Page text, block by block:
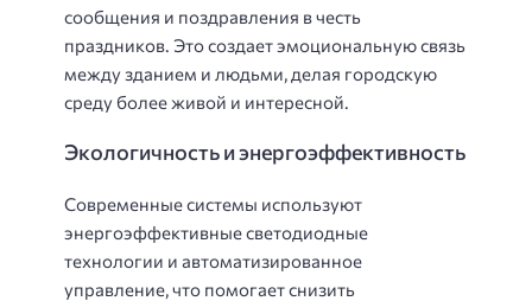
сообщения и поздравления в честь
праздников. Это создает эмоциональную связь
между зданием и людьми, делая городскую
среду более живой и интересной.
Экологичность и энергоэффективность
Современные системы используют
энергоэффективные светодиодные
технологии и автоматизированное
управление, что помогает снизить